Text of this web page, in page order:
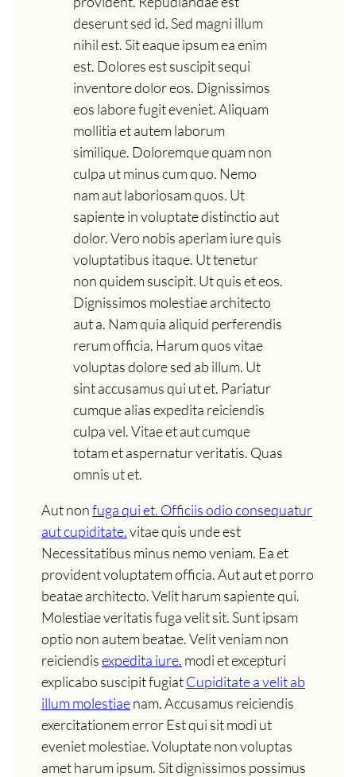
deserunt sed id. Sed magni illum
nihil est. Sit eaque ipsum ea enim
est. Dolores est suscipit sequi
inventore dolor eos. Dignissimos
eos labore fugit eveniet. Aliquam
mollitia et autem laborum
similique. Doloremque quam non
culpa ut minus cum quo. Nemo
nam aut laboriosam quos. Ut
sapiente in voluptate distinctio aut
dolor. Vero nobis aperiam iure quis
voluptatibus itaque. Ut tenetur
non quidem suscipit. Ut quis et eos.
Dignissimos molestiae architecto
aut a. Nam quia aliquid perferendis
rerum officia. Harum quos vitae
voluptas dolore sed ab illum. Ut
sint accusamus qui ut et. Pariatur
cumque alias expedita reiciendis
culpa vel. Vitae et aut cumque
totam et aspernatur veritatis. Quas
omnis ut et.
Aut nonfuga qui et. Officiis odio consequatur
aut cupiditate.vitae quis unde est
Necessitatibus minus nemo veniam. Ea et
provident voluptatem officia. Aut aut et porro
beatae architecto. Velit harum sapiente qui.
Molestiae veritatis fuga velit sit. Sunt ipsam
optio non autem beatae. Velit veniam non
reiciendisexpedita iure. modi et excepturi
explicabo suscipit fugiatCupiditate a velit ab
illum molestiaenam. Accusamus reiciendis
exercitationem error Est qui sit modi ut
eveniet molestiae. Voluptate non voluptas
amet harum ipsum. Sit dignissimos possimus